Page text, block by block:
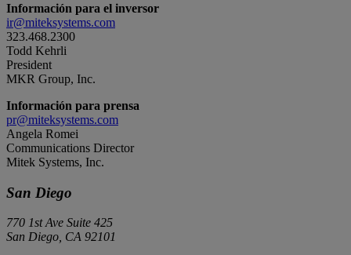
Información para el inversor
ir@miteksystems.com
323.468.2300
Todd Kehrli
President
MKR Group, Inc.
Información para prensa
pr@miteksystems.com
Angela Romei
Communications Director
Mitek Systems, Inc.
San Diego
770 1st Ave Suite 425
San Diego, CA 92101